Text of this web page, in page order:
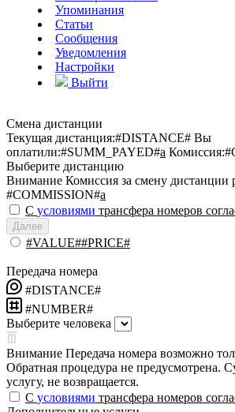
Упоминания
Статьи
Сообщения
Уведомления
Настройки
Выйти
Смена дистанции
Текущая дистанция:#DISTANCE# Вы
оплатили:#SUMM_PAYED#a Комиссия:
Выберите дистанцию
Внимание Комиссия за смену дистанции
#COMMISSION#a
С условиями трансфера номеров
Далее
#VALUE##PRICE#
Передача номера
#DISTANCE#
#NUMBER#
Выберите человека
Внимание Передача номера возможно
Обратная процедура не предусмотрена.
услугу, не возвращается.
С условиями трансфера номеров